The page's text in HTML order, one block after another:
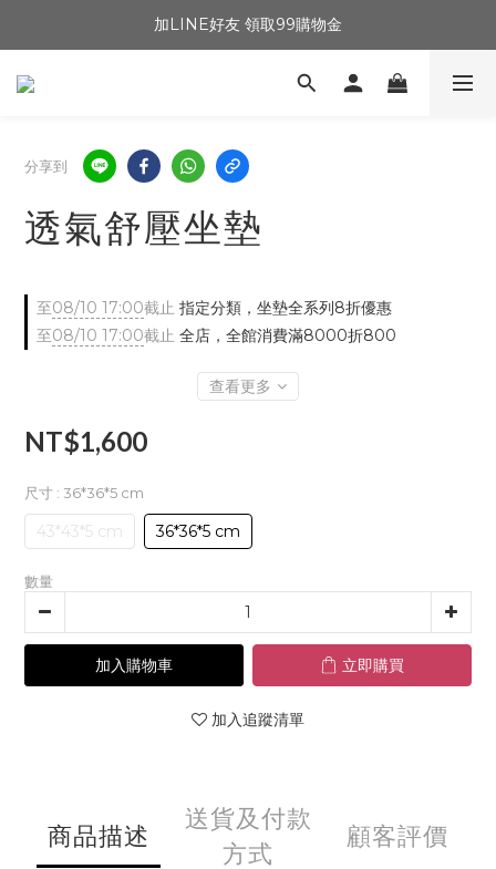
加LINE好友 領取99購物金
分享到
透氣舒壓坐墊
至08/10 17:00截止 指定分類，坐墊全系列8折優惠
至08/10 17:00截止 全店，全館消費滿8000折800
查看更多
NT$1,600
尺寸 : 36*36*5 cm
43*43*5 cm 36*36*5 cm
數量
加入購物車 立即購買
加入追蹤清單
商品描述
送貨及付款
方式
顧客評價